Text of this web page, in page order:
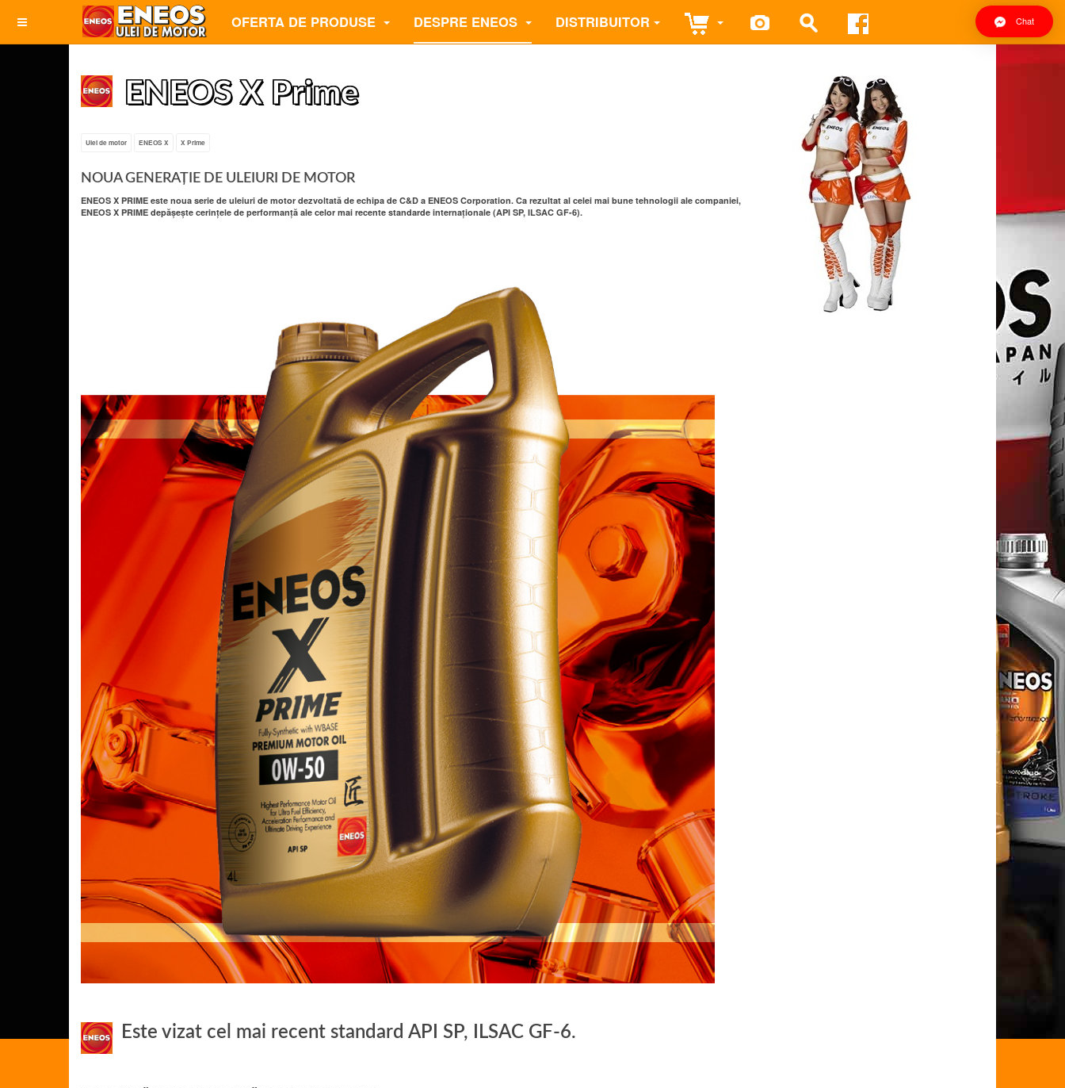
Chat
OFERTA DE PRODUSE DESPRE ENEOS DISTRIBUITOR
ENEOS X Prime
Ulei de motor ENEOS X X Prime
NOUA GENERAȚIE DE ULEIURI DE MOTOR
ENEOS X PRIME este noua serie de uleiuri de motor dezvoltată de echipa de C&D a ENEOS Corporation. Ca rezultat al celei mai bune tehnologii ale companiei,
ENEOS X PRIME depășește cerințele de performanță ale celor mai recente standarde internaționale (API SP, ILSAC GF-6).
Este vizat cel mai recent standard API SP, ILSAC GF-6.